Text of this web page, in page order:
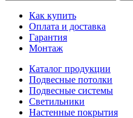
Как купить
Оплата и доставка
Гарантия
Монтаж
Каталог продукции
Подвесные потолки
Подвесные системы
Светильники
Настенные покрытия